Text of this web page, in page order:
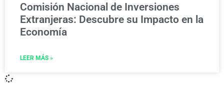
Comisión Nacional de Inversiones
Extranjeras: Descubre su Impacto en la
Economía
LEER MÁS »